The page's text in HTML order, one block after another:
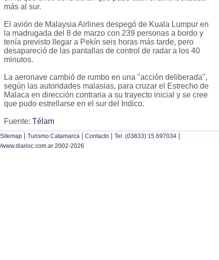
más al sur.
El avión de Malaysia Airlines despegó de Kuala Lumpur en
la madrugada del 8 de marzo con 239 personas a bordo y
tenía previsto llegar a Pekín seis horas más tarde, pero
desapareció de las pantallas de control de radar a los 40
minutos.
La aeronave cambió de rumbo en una "acción deliberada",
según las autoridades malasias, para cruzar el Estrecho de
Malaca en dirección contraria a su trayecto inicial y se cree
que pudo estrellarse en el sur del Indico.
Fuente: Télam
Sitemap | Turismo Catamarca | Contacto | Tel. (03833) 15 697034 |
/www.diarioc.com.ar 2002-2026